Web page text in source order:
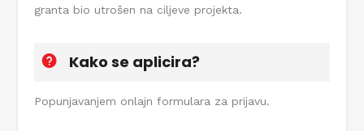
granta bio utrošen na ciljeve projekta.
Kako se aplicira?
Popunjavanjem onlajn formulara za prijavu.